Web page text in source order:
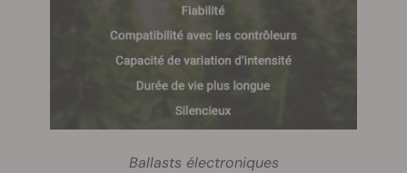
Ballasts électroniques